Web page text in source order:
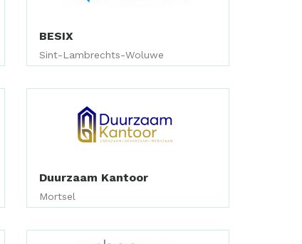
BESIX
Sint-Lambrechts-Woluwe
Duurzaam Kantoor
Mortsel